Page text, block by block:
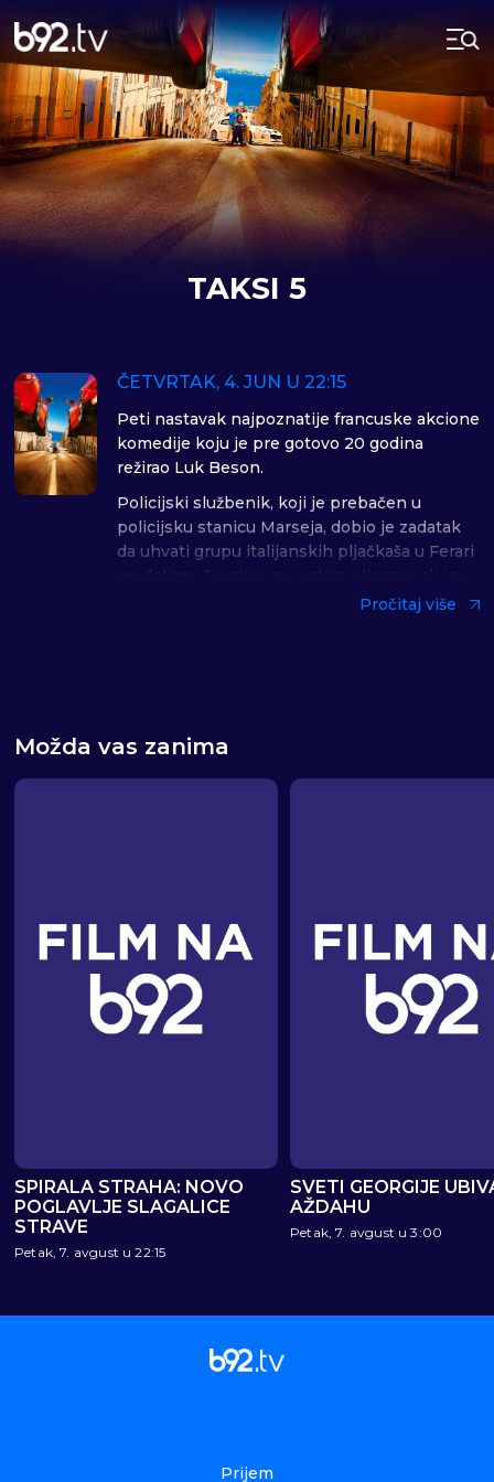
TAKSI 5
ČETVRTAK, 4. JUN U 22:15
Peti nastavak najpoznatije francuske akcione
komedije koju je pre gotovo 20 godina
režirao Luk Beson.
Policijski službenik, koji je prebačen u
policijsku stanicu Marseja, dobio je zadatak
da uhvati grupu italijanskih pljačkaša u Ferari
autoputu neće nedostajati jer kao i do sada, i
Uloge: Frank Gastambid, Stefan Kazandžijan,
Malik Bentala
Pročitaj više
Možda vas zanima
SPIRALA STRAHA: NOVO
POGLAVLJE SLAGALICE
STRAVE
Petak, 7. avgust u 22:15
SVETI GEORGIJE
AŽDAHU
Petak, 7. avgust u 3:00
Prijem